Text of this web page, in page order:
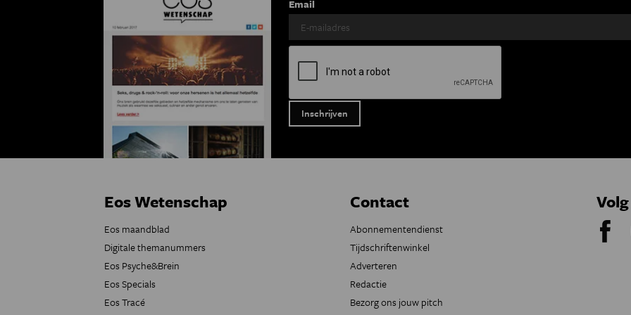
Email
Eos Wetenschap
Eos maandblad
Digitale themanummers
Eos Psyche&Brein
Eos Specials
Eos Tracé
Contact
Abonnementendienst
Tijdschriftenwinkel
Adverteren
Redactie
Bezorg ons jouw pitch